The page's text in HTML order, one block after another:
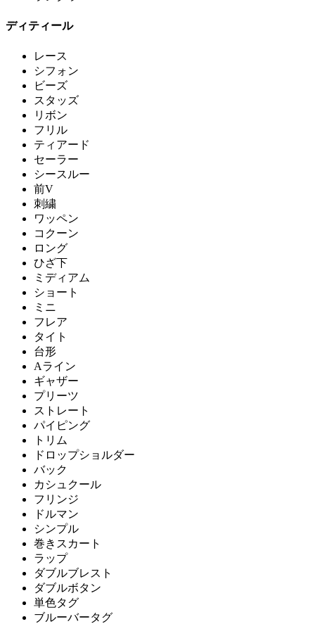
ディティール
レース
シフォン
ビーズ
スタッズ
リボン
フリル
ティアード
セーラー
シースルー
前V
刺繍
ワッペン
コクーン
ロング
ひざ下
ミディアム
ショート
ミニ
フレア
タイト
台形
Aライン
ギャザー
プリーツ
ストレート
パイピング
トリム
ドロップショルダー
バック
カシュクール
フリンジ
ドルマン
シンプル
巻きスカート
ラップ
ダブルブレスト
ダブルボタン
単色タグ
ブルーバータグ